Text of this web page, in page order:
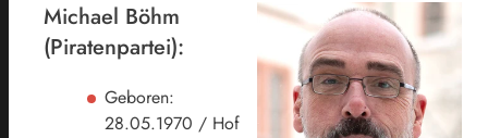
Michael Böhm
(Piratenpartei):
Geboren:
28.05.1970 / Hof